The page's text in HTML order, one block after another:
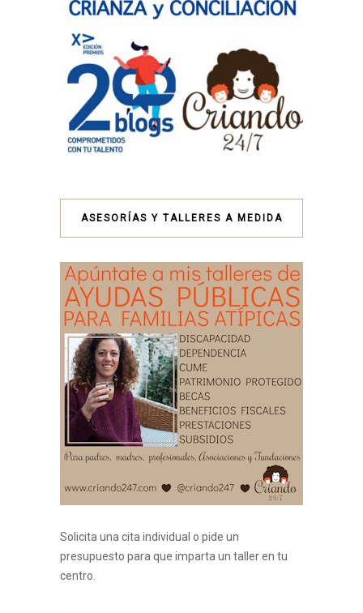
ASESORÍAS Y TALLERES A MEDIDA
Solicita una cita individual o pide un
presupuesto para que imparta un taller en tu
centro.